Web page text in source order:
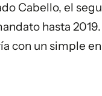
Cabello, el
hasta
con un simple